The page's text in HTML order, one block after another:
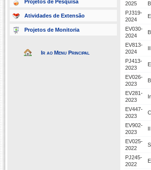
Projetos de Pesquisa
Atividades de Extensão
Projetos de Monitoria
Ir ao Menu Principal
2025
PJ319-
2024
EV030-
2024
EV813-
2024
PJ413-
2023
EV026-
2023
EV281-
2023
EV447-
2023
EV902-
2023
EV025-
2022
PJ245-
2022